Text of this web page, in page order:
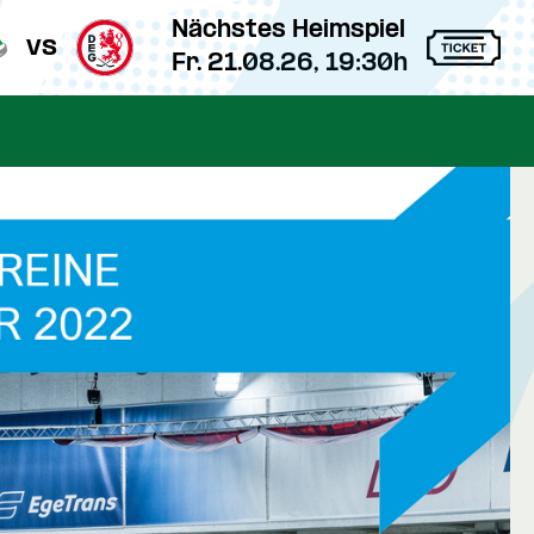
vs
Nächstes Heimspiel
Fr. 21.08.26, 19:30h